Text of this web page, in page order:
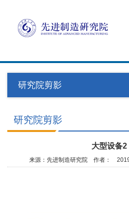
研究院剪影
研究院剪影
大型设备2
来源：先进制造研究院 作者：